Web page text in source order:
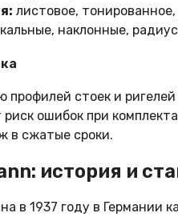
листовое,
наклонные,
профилей стоек и
ошибок при
в сжатые сроки.
история и
в 1937 году в Германии